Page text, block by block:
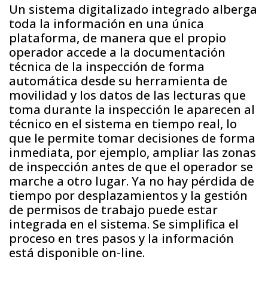
Un sistema digitalizado integrado alberga
toda la información en una única
plataforma, de manera que el propio
operador accede a la documentación
técnica de la inspección de forma
automática desde su herramienta de
movilidad y los datos de las lecturas que
toma durante la inspección le aparecen al
técnico en el sistema en tiempo real, lo
que le permite tomar decisiones de forma
inmediata, por ejemplo, ampliar las zonas
de inspección antes de que el operador se
marche a otro lugar. Ya no hay pérdida de
tiempo por desplazamientos y la gestión
de permisos de trabajo puede estar
integrada en el sistema. Se simplifica el
proceso en tres pasos y la información
está disponible on-line.